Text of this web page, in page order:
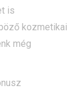
is
kozmetikai
még